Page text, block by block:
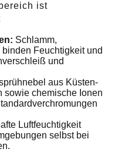
ist
Schlamm,
Feuchtigkeit und
und
aus Küsten-
sowie chemische Ionen
Luftfeuchtigkeit
selbst bei